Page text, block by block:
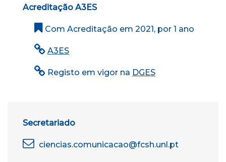
Acreditação A3ES
Com Acreditação em 2021, por 1 ano
A3ES
Registo em vigor na DGES
Secretariado
ciencias.comunicacao@fcsh.unl.pt